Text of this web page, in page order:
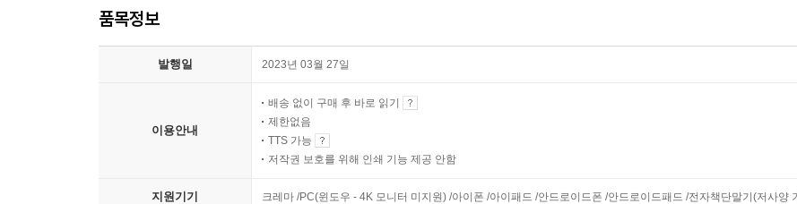
품목정보
발행일 2023년 03월 27일
이용안내
배송 없이 구매 후 바로 읽기
제한없음
TTS 가능
저작권 보호를 위해 인쇄 기능 제공 안함
지원기기 크레마 /PC(윈도우 - 4K 모니터 미지원) /아이폰 /아이패드 /안드로이드폰 /안드로이드패드 /전자책단말기(저사양